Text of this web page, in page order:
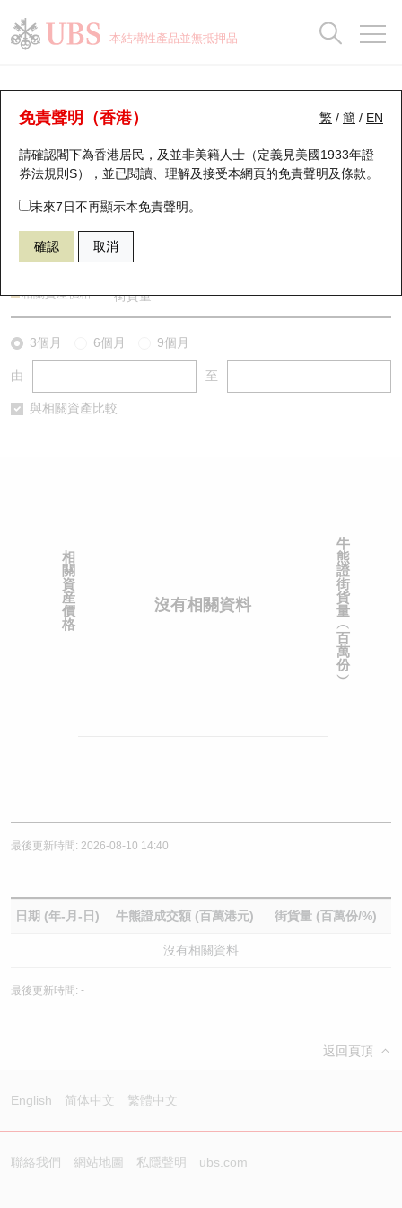
本結構性產品並無抵押品
繁 / 簡 / EN
免責聲明（香港）
請確認閣下為香港居民，及並非美籍人士（定義見美國1933年證
券法規則S），並已閱讀、理解及接受本網頁的免責聲明及條款。
未來7日不再顯示本免責聲明。
確認 取消
牛熊證分析儀
表現 街貨統計 比較
55819 瑞銀牛證 HSI 恒生指數
相關資產價格 街貨量
3個月 6個月 9個月
由 至
與相關資產比較
沒有相關資料
牛
熊
證
街
貨
量
︵
百
萬
份
︶
相
關
資
産
價
格
最後更新時間: 2026-08-10 14:40
日期 (年-月-日) 牛熊證成交額 (百萬港元) 街貨量 (百萬份/%)
沒有相關資料
最後更新時間: -
返回頁頂
English 简体中文 繁體中文
聯絡我們 網站地圖 私隱聲明 ubs.com
瑞銀認股證一覽
新發行瑞銀認股證
即將到期認股證
認股證到期結算價查詢
認股證分析儀
認股證速算機
引伸波幅比較圖
街貨統計
比較
牛熊全景快搜
牛熊證搜尋
牛熊證街貨分佈圖
正股牛熊證列表
新發行瑞銀牛熊證
已收回牛熊證剩餘價值
即將到期牛熊證
牛熊證文件及公告
牛熊證文件及公告 (瑞信)
街貨統計
比較
十大升幅/跌幅
十大認股證成交分佈
十天股證佔大市成交
資金流
街貨統計
三十大平均引伸波幅
正股分析儀
二十大活躍股份
恒指成份股
國指成份股
科指成份股
相關資產沽空
業績及經濟日曆
收市競價變化
持股比重
顯示所有持股比重
每月輪證大市專題
輪證專欄
講座及教育短片
認股證投資者教育
牛熊證投資者教育
認股證牛熊證常問問題